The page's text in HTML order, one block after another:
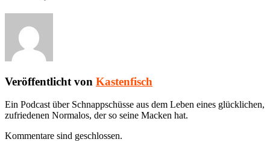
Veröffentlicht von Kastenfisch
Ein Podcast über Schnappschüsse aus dem Leben eines glücklichen,
zufriedenen Normalos, der so seine Macken hat.
Kommentare sind geschlossen.